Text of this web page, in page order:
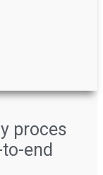
proces
end